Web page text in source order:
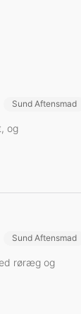
Sund Aftensmad
og
Sund Aftensmad
røræg og